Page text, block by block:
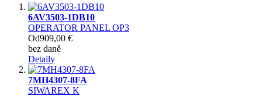
6AV3503-1DB10
OPERATOR PANEL OP3
Od909,00 €
bez daně
Detaily
7MH4307-8FA
SIWAREX K